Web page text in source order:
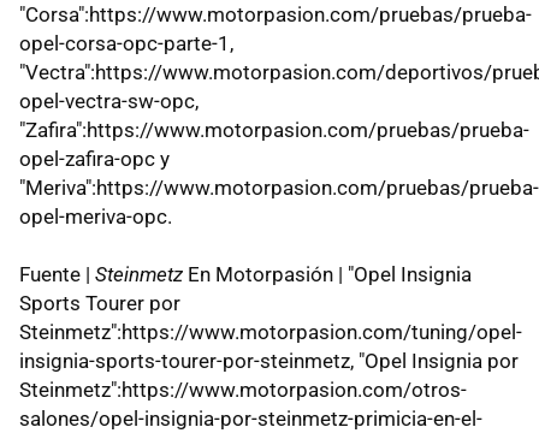
"Corsa":https://www.motorpasion.com/pruebas/prueba-
opel-corsa-opc-parte-1,
"Vectra":https://www.motorpasion.com/deportivos/
opel-vectra-sw-opc,
"Zafira":https://www.motorpasion.com/pruebas/prueba-
opel-zafira-opc y
"Meriva":https://www.motorpasion.com/pruebas/prueba-
opel-meriva-opc.
Fuente | Steinmetz En Motorpasión | "Opel Insignia
Sports Tourer por
Steinmetz":https://www.motorpasion.com/tuning/opel-
insignia-sports-tourer-por-steinmetz, "Opel Insignia por
Steinmetz":https://www.motorpasion.com/otros-
salones/opel-insignia-por-steinmetz-primicia-en-el-